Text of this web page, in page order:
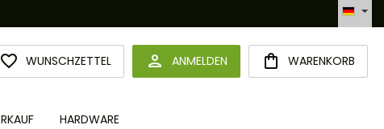
Automatisierte Bestellabwicklung (API)
WUNSCHZETTELDU HAST 0 PRODUKTE AUF DEM MERKZETTEL
ANMELDEN WARENKORB
HARDWARE